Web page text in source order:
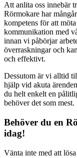
Att anlita oss innebär
Rörmokare har
kompetens för att
kommunikation med
innan vi påbörjar
överraskningar och
och effektivt.
Dessutom är vi alltid
hjälp vid akuta
du helt enkelt en
behöver det som mest.
Behöver du en
idag!
Vänta inte med att